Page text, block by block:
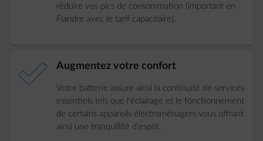
réduire vos pics de consommation (important en
Flandre avec le tarif capacitaire).
element-check Augmentez votre confort
Votre batterie assure ainsi la continuité de services
essentiels tels que l'éclairage et le fonctionnement
de certains appareils électroménagers vous offrant
ainsi une tranquillité d'esprit.